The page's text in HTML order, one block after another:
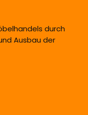
durch
Ausbau der